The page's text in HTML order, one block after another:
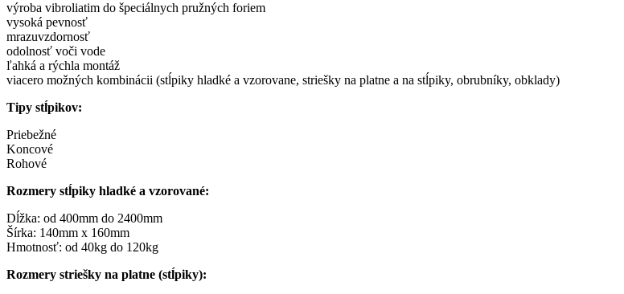
výroba vibroliatim do špeciálnych pružných foriem
vysoká pevnosť
mrazuvzdornosť
odolnosť voči vode
ľahká a rýchla montáž
viacero možných kombinácii (stĺpiky hladké a vzorovane, striešky na platne a na stĺpiky, obrubníky, obklady)
Tipy stĺpikov:
Priebežné
Koncové
Rohové
Rozmery stĺpiky hladké a vzorované:
Dĺžka: od 400mm do 2400mm
Šírka: 140mm x 160mm
Hmotnosť: od 40kg do 120kg
Rozmery striešky na platne (stĺpiky):